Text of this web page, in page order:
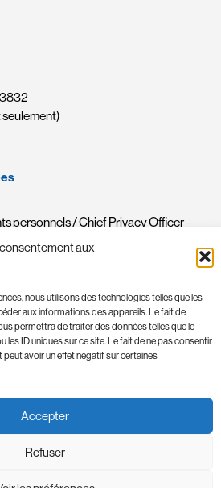
aux
nous utilisons des technologies telles que les
aux informations des appareils. Le fait de
permettra de traiter des données telles que le
ID uniques sur ce site. Le fait de ne pas consentir
avoir un effet négatif sur certaines
Accepter
Refuser
personnels / Chief Privacy Officer